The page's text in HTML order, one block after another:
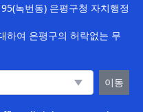
녹번동) 은평구청 자치행정
하여 은평구의 허락없는 무
이동